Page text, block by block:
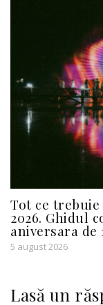
Tot ce
2026. Ghidul
aniversara de
5 august 2026
Lasă un